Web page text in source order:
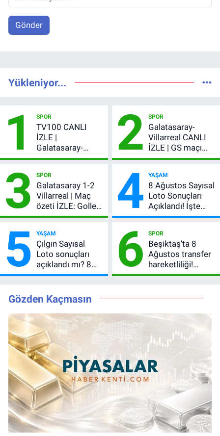
Gönder
Yükleniyor...
1 SPOR
TV100 CANLI
İZLE |
Galatasaray-
Villarreal maçı
şifresiz canlı yayın
2 SPOR
Galatasaray-
Villarreal CANLI
İZLE | GS maçı
hangi kanalda,
3 SPOR
Galatasaray 1-2
Villarreal | Maç
özeti İZLE: Goller
peş peşe geldi,
kırmızı kart gördü!
4 YAŞAM
8 Ağustos Sayısal
Loto Sonuçları
Açıklandı! İşte
Kazandıran 6
5 YAŞAM
Çılgın Sayısal
Loto sonuçları
açıklandı mı? 8
Ağustos 2026
numaralar
6 SPOR
Beşiktaş’ta 8
Ağustos transfer
hareketliliği!
Yönetim 5 bölge
Gözden Kaçmasın